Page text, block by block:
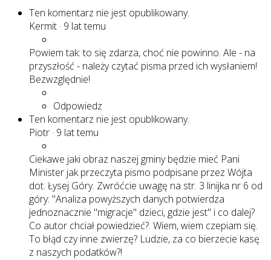
Ten komentarz nie jest opublikowany.
Kermit · 9 lat temu
Powiem tak: to się zdarza, choć nie powinno. Ale - na
przyszłość - należy czytać pisma przed ich wysłaniem!
Bezwzględnie!
Odpowiedz
Ten komentarz nie jest opublikowany.
Piotr · 9 lat temu
Ciekawe jaki obraz naszej gminy będzie mieć Pani
Minister jak przeczyta pismo podpisane przez Wójta
dot. Łysej Góry. Zwróćcie uwagę na str. 3 linijka nr 6 od
góry: "Analiza powyższych danych potwierdza
jednoznacznie "migracje" dzieci, gdzie jest" i co dalej?
Co autor chciał powiedzieć?. Wiem, wiem czepiam się.
To błąd czy inne zwierzę? Ludzie, za co bierzecie kasę
z naszych podatków?!